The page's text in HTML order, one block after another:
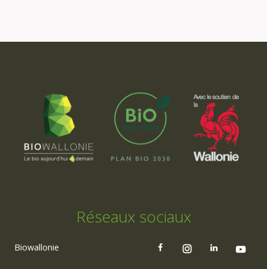
Réseaux sociaux
Biowallonie